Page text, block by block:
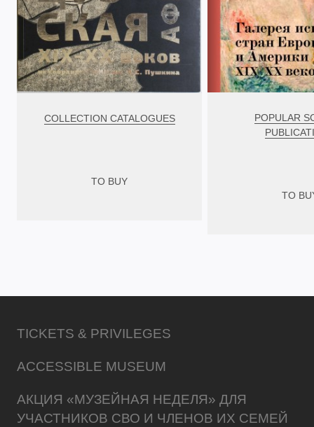
COLLECTION CATALOGUES
TO BUY
POPULAR
TO
TICKETS & PRIVILEGES
ACCESSIBLE MUSEUM
АКЦИЯ «МУЗЕЙНАЯ НЕДЕЛЯ» ДЛЯ
УЧАСТНИКОВ СВО И ЧЛЕНОВ ИХ СЕМЕЙ